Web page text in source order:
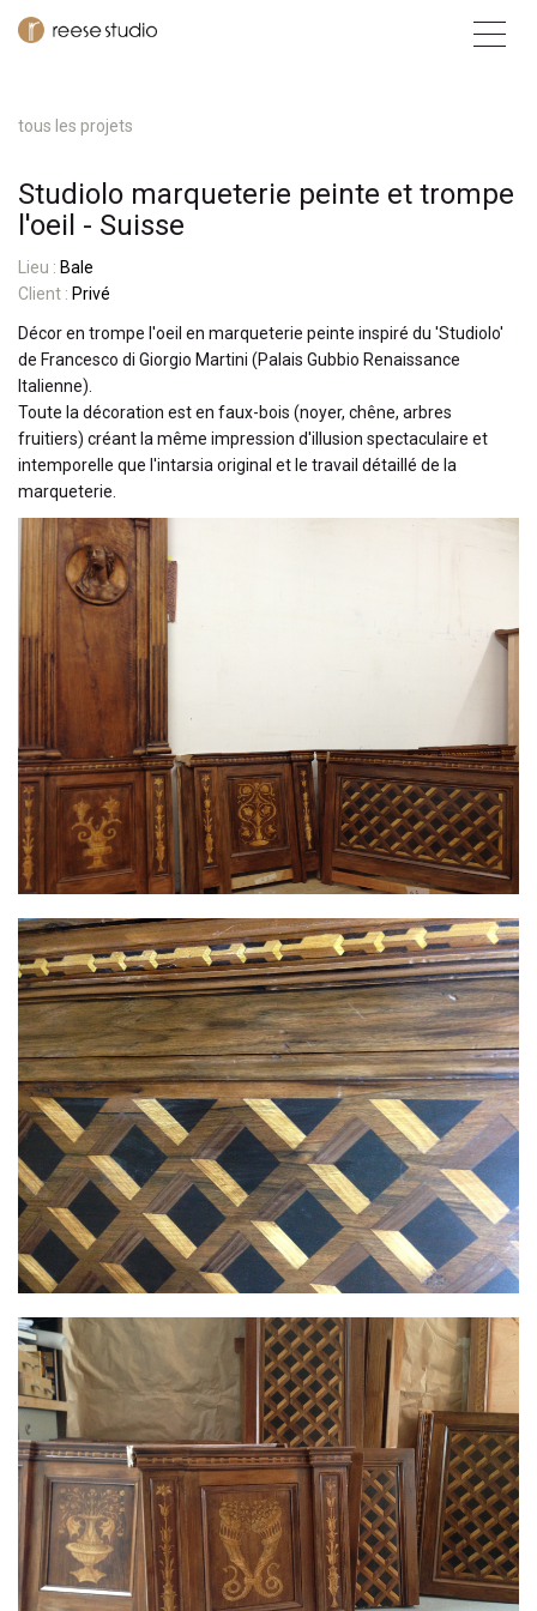
tous les projets
Studiolo marqueterie peinte et trompe
l'oeil - Suisse
ieu : Bale
Client : Privé
Décor en trompe l'oeil en marqueterie peinte inspiré du 'Studiolo'
de Francesco di Giorgio Martini (Palais Gubbio Renaissance
Italienne).
Toute la décoration est en faux-bois (noyer, chêne, arbres
fruitiers) créant la même impression d'illusion spectaculaire et
intemporelle que l'intarsia original et le travail détaillé de la
marqueterie.